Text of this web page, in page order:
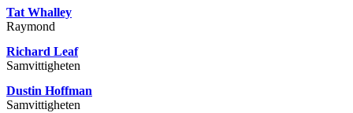
Tat Whalley
Raymond
Richard Leaf
Samvittigheten
Dustin Hoffman
Samvittigheten